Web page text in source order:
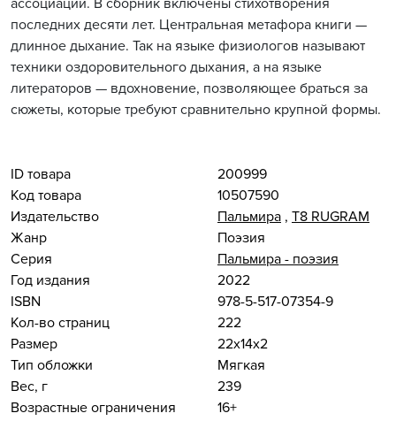
ассоциаций. В сборник включены стихотворения
последних десяти лет. Центральная метафора книги —
длинное дыхание. Так на языке физиологов называют
техники оздоровительного дыхания, а на языке
литераторов — вдохновение, позволяющее браться за
сюжеты, которые требуют сравнительно крупной формы.
ID товара
200999
Код товара
10507590
Издательство
Пальмира , Т8 RUGRAM
Жанр
Поэзия
Серия
Пальмира - поэзия
Год издания
2022
ISBN
978-5-517-07354-9
Кол-во страниц
222
Размер
22x14x2
Тип обложки
Мягкая
Вес, г
239
Возрастные ограничения
16+